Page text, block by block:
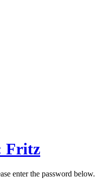
Fritz
enter the password below.